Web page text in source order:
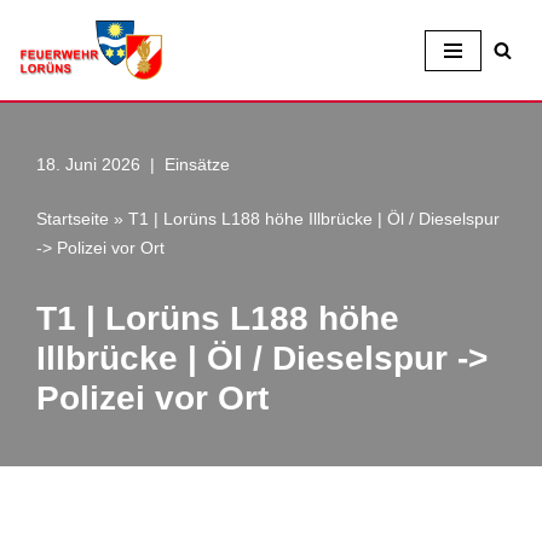
Zum
18. Juni 2026 Einsätze
Startseite » T1 | Lorüns L188 höhe Illbrücke | Öl / Dieselspur
-> Polizei vor Ort
T1 | Lorüns L188 höhe
Illbrücke | Öl / Dieselspur ->
Polizei vor Ort